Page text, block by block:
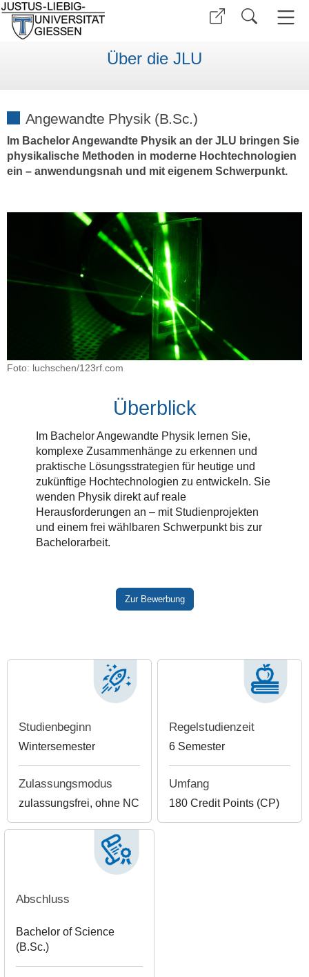
Über die JLU
Angewandte Physik (B.Sc.)
Im Bachelor Angewandte Physik an der JLU bringen Sie
physikalische Methoden in moderne Hochtechnologien
ein – anwendungsnah und mit eigenem Schwerpunkt.
Foto: luchschen/123rf.com
Überblick
Im Bachelor Angewandte Physik lernen Sie,
komplexe Zusammenhänge zu erkennen und
praktische Lösungsstrategien für heutige und
zukünftige Hochtechnologien zu entwickeln. Sie
wenden Physik direkt auf reale
Herausforderungen an – mit Studienprojekten
und einem frei wählbaren Schwerpunkt bis zur
Bachelorarbeit.
Zur Bewerbung
Studienbeginn
Wintersemester
Zulassungsmodus
zulassungsfrei, ohne NC
Regelstudienzeit
6 Semester
Umfang
180 Credit Points (CP)
Abschluss
Bachelor of Science
(B.Sc.)